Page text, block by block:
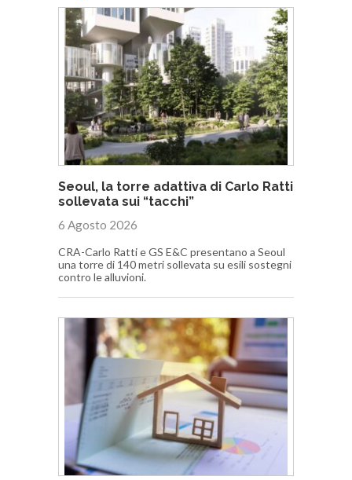
Seoul, la torre adattiva di Carlo Ratti
sollevata sui “tacchi”
6 Agosto 2026
CRA-Carlo Ratti e GS E&C presentano a Seoul
una torre di 140 metri sollevata su esili sostegni
contro le alluvioni.